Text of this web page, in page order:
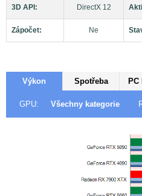
3D API: DirectX 12
Zápočet: Ne
Výkon Spotřeba PC
GPU: Všechny kategorie